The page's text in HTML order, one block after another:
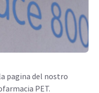
pagina del nostro
PET.